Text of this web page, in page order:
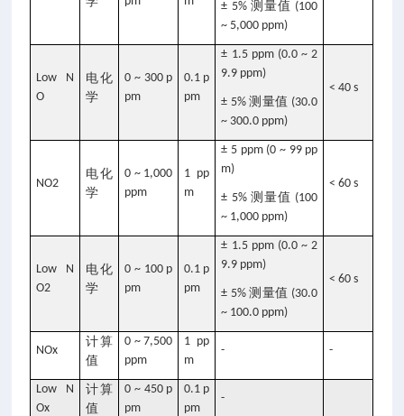
± 5% 测量值 (100
~ 5,000 ppm)
Low N
O
电化
学
0 ~ 300 p
pm
0.1 p
pm
± 1.5 ppm (0.0 ~ 2
9.9 ppm)
± 5%测量值 (30.0
~ 300.0 ppm)
< 40 s
NO2
电化
学
0 ~ 1,000
ppm
1 pp
m
± 5 ppm (0 ~ 99 pp
m)
± 5% 测量值 (100
~ 1,000 ppm)
< 60 s
Low N
O2
电化
学
0 ~ 100 p
pm
0.1 p
pm
± 1.5 ppm (0.0 ~ 2
9.9 ppm)
± 5%测量值 (30.0
~ 100.0 ppm)
< 60 s
NOx
计算
值
0 ~ 7,500
ppm
1 pp
m
- -
Low N
Ox
计算
值
0 ~ 450 p
pm
0.1 p
pm
-